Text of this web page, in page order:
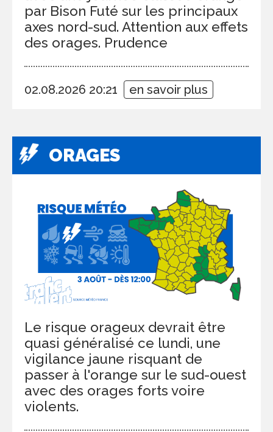
par Bison Futé sur les principaux
axes nord-sud. Attention aux effets
des orages. Prudence
02.08.2026 20:21 en savoir plus
ORAGES
Le risque orageux devrait être
quasi généralisé ce lundi, une
vigilance jaune risquant de
passer à l'orange sur le sud-ouest
avec des orages forts voire
violents.